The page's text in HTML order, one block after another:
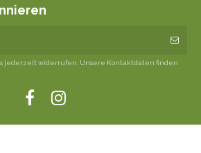
jederzeit widerrufen. Unsere Kontaktdaten finden